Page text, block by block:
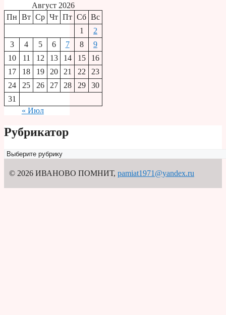
Август 2026
Пн Вт Ср Чт Пт Сб Вс
1
2
3
4 5 6 7 8
9
10
11 12 13 14 15
16
17
18 19 20 21 22
23
24
25 26 27 28 29
30
31
« Июл
Рубрикатор
Рубрикатор
© 2026 ИВАНОВО ПОМНИТ, pamiat1971@yandex.ru